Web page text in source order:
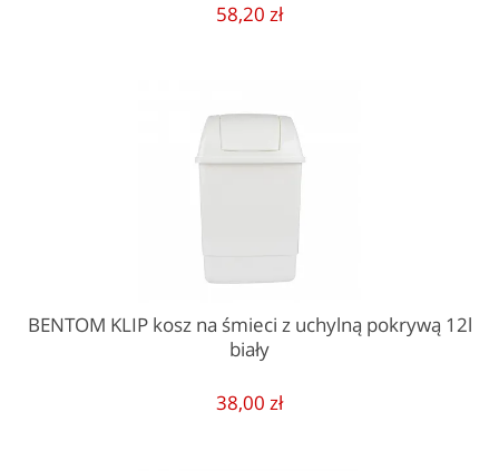
58,20 zł
BENTOM KLIP kosz na śmieci z uchylną pokrywą 12l
biały
38,00 zł